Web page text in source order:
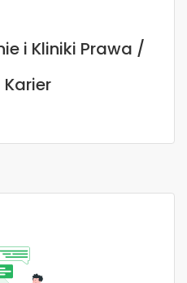
i Kliniki Prawa /
Karier